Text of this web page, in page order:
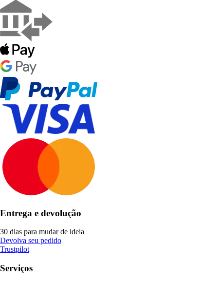
Entrega e devolução
30 dias para mudar de ideia
Devolva seu pedido
Trustpilot
Serviços